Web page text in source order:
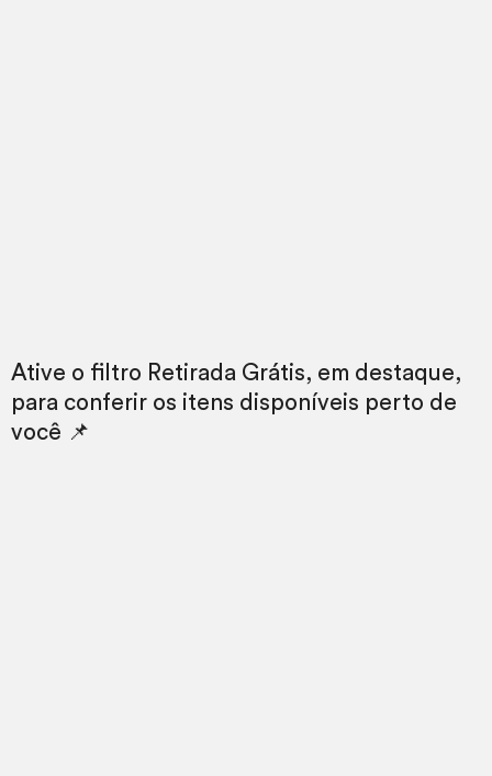
Ative o filtro Retirada Grátis, em destaque,
para conferir os itens disponíveis perto de
você 📌